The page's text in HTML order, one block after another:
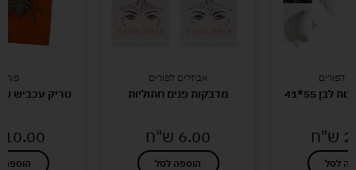
לפורים
לבן 55*41
ש"ח
לסל
אביזרים לפורים
מדבקות פנים חתוליות
6.00 ש"ח
הוספה לסל
טריק עכביש שעיר 6
10.00
הוספה